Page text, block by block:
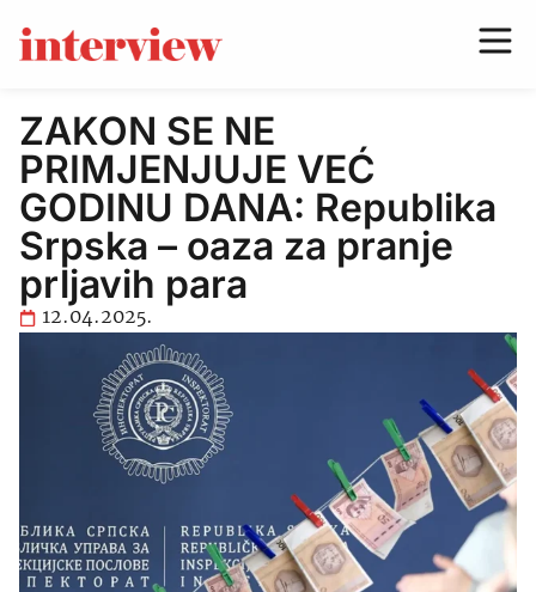
ZAKON SE NE
PRIMJENJUJE VEĆ
GODINU DANA: Republika
Srpska – oaza za pranje
prljavih para
12.04.2025.